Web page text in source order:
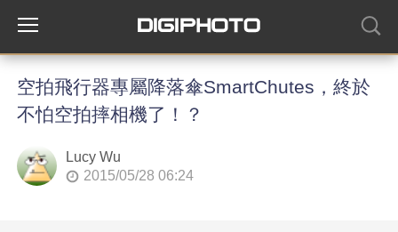
空拍飛行器專屬降落傘SmartChutes，終於
不怕空拍摔相機了！？
Lucy Wu
2015/05/28 06:24